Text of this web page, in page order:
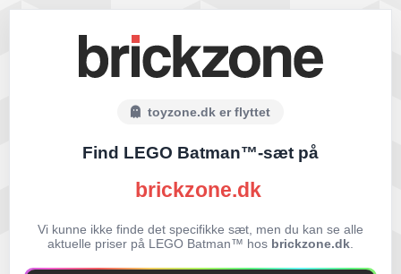
toyzone.dk er flyttet
Find LEGO Batman™-sæt på
brickzone.dk
Vi kunne ikke finde det specifikke sæt, men du kan se alle
aktuelle priser på LEGO Batman™ hos brickzone.dk